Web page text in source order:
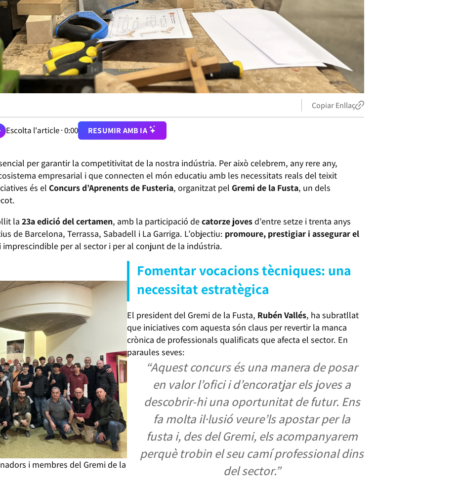
Copiar Enllaç
Escolta l'article ·0:00 RESUMIR AMB IA
per garantir la competitivitat de la nostra indústria. Per això celebrem, any rere any,
empresarial i que connecten el món educatiu amb les necessitats reals del teixit
és el Concurs d’Aprenents de Fusteria, organitzat pel Gremi de la Fusta, un dels
la 23a edició del certamen, amb la participació decatorze jovesd’entre setze i trenta anys
de Barcelona, Terrassa, Sabadell i La Garriga. L’objectiu: promoure, prestigiar i assegurar el
imprescindible per al sector i per al conjunt de la indústria.
i membres del Gremi de la
Fomentar vocacions tècniques: una
necessitat estratègica
El president del Gremi de la Fusta, Rubén Vallés, ha subratllat
que iniciatives com aquesta són claus per revertir la manca
crònica de professionals qualificats que afecta el sector. En
paraules seves:
“Aquest concurs és una manera de posar
en valor l’ofici i d’encoratjar els joves a
descobrir-hi una oportunitat de futur. Ens
fa molta il·lusió veure’ls apostar per la
fusta i, des del Gremi, els acompanyarem
perquè trobin el seu camí professional dins
del sector.”